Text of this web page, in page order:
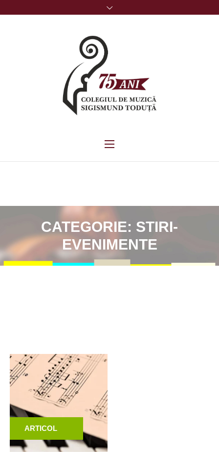
CATEGORIE: STIRI-
EVENIMENTE
ARTICOL